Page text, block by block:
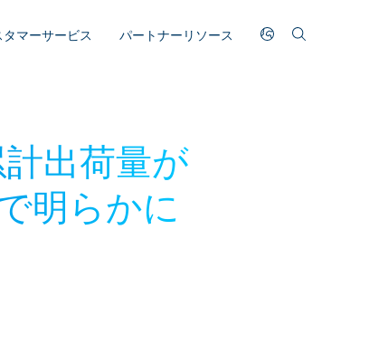
タマーサービス パートナーリソース
出荷量が
明らかに